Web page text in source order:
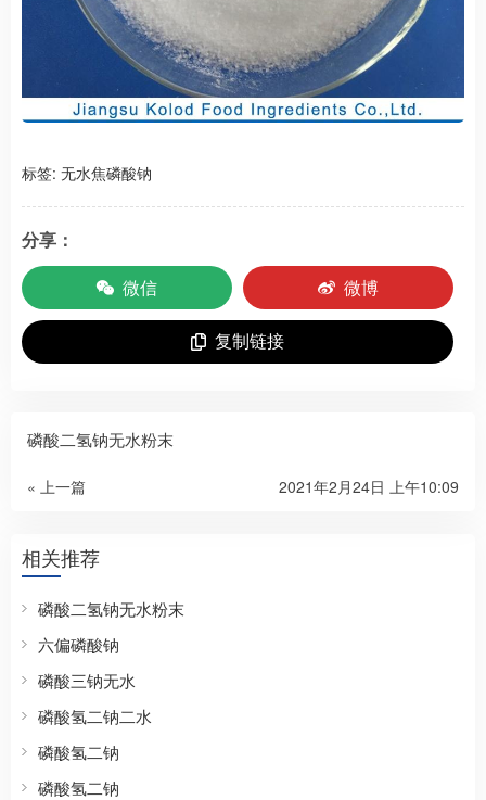
标签: 无水焦磷酸钠
分享：
微信
微博
复制链接
磷酸二氢钠无水粉末
« 上一篇 2021年2月24日 上午10:09
相关推荐
磷酸二氢钠无水粉末
六偏磷酸钠
磷酸三钠无水
磷酸氢二钠二水
磷酸氢二钠
磷酸氢二钠